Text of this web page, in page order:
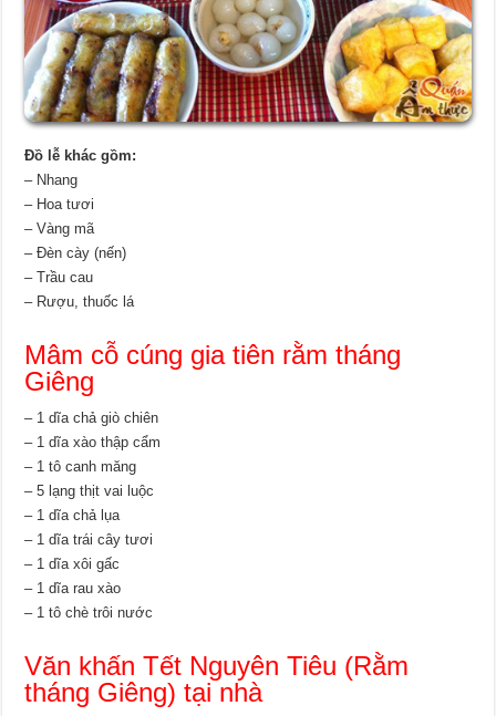
Đồ lễ khác gồm:
– Nhang
– Hoa tươi
– Vàng mã
– Đèn cày (nến)
– Trầu cau
– Rượu, thuốc lá
Mâm cỗ cúng gia tiên rằm tháng
Giêng
– 1 dĩa chả giò chiên
– 1 dĩa xào thập cẩm
– 1 tô canh măng
– 5 lạng thịt vai luộc
– 1 dĩa chả lụa
– 1 dĩa trái cây tươi
– 1 dĩa xôi gấc
– 1 dĩa rau xào
– 1 tô chè trôi nước
Văn khấn Tết Nguyên Tiêu (Rằm
tháng Giêng) tại nhà